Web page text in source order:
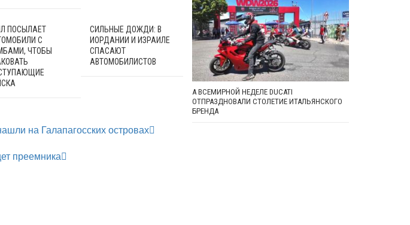
ПОСЫЛАЕТ
С
ЧТОБЫ
СИЛЬНЫЕ ДОЖДИ: В
ИОРДАНИИ И ИЗРАИЛЕ
СПАСАЮТ
АВТОМОБИЛИСТОВ
на Галапагосских островах
преемника
А ВСЕМИРНОЙ НЕДЕЛЕ DUCATI
ОТПРАЗДНОВАЛИ СТОЛЕТИЕ ИТАЛЬЯНСКОГО
БРЕНДА